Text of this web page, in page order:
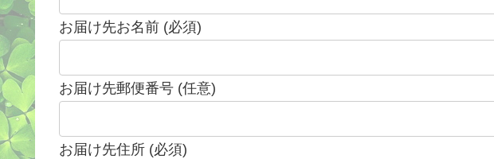
お届け先お名前 (必須)
お届け先郵便番号 (任意)
お届け先住所 (必須)